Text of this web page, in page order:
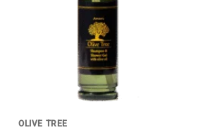
OLIVE TREE